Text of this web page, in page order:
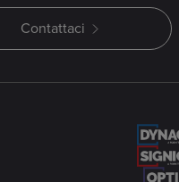
Contattaci